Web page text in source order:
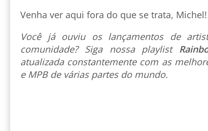
Venha ver aqui fora do que se trata, Michel!
Você já ouviu os lançamentos de
comunidade? Siga nossa playlist
atualizada constantemente com as
e MPB de várias partes do mundo.